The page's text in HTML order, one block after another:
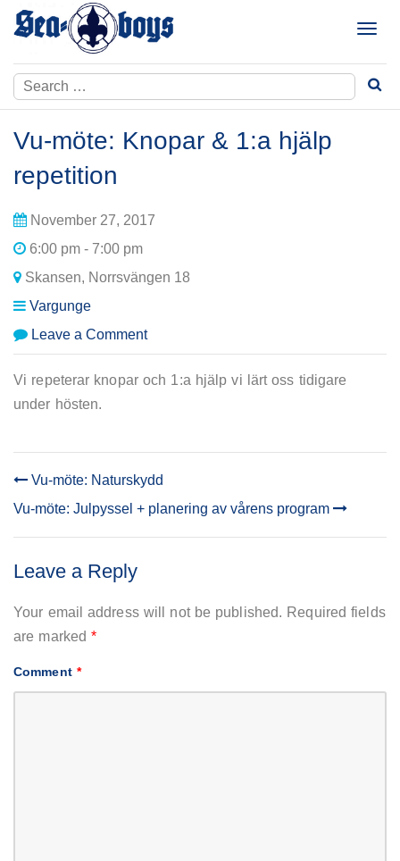
Skip
T
g
l
Search
for:
Vu-möte: Knopar & 1:a hjälp
repetition
November 27, 2017
6:00 pm - 7:00 pm
Skansen, Norrsvängen 18
Vargunge
Leave a Commenton
Vu-
möte:
hjälp
repetition
Vi repeterar knopar och 1:a hjälp vi lärt oss tidigare
under hösten.
POST
NAVIGATION
Vu-möte: Naturskydd
Vu-möte: Julpyssel + planering av vårens program
Leave a Reply
Your email address will not be published. Required fields
are marked*
Comment *